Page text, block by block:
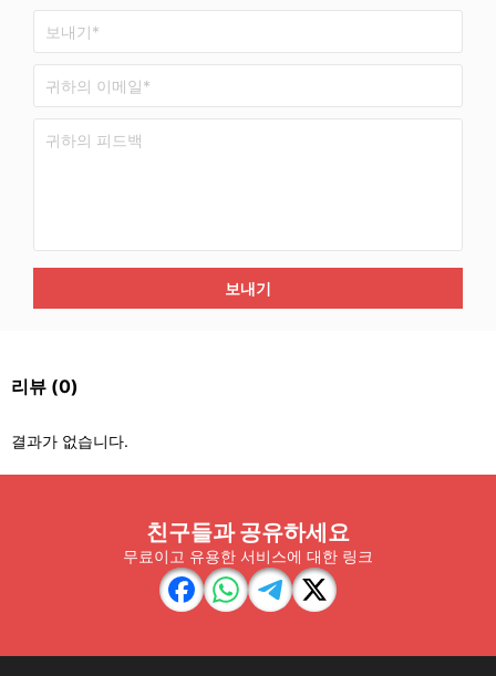
보내기
리뷰 (0)
결과가 없습니다.
친구들과 공유하세요
무료이고 유용한 서비스에 대한 링크